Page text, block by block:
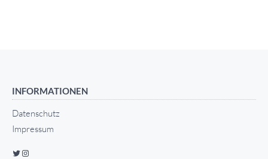
INFORMATIONEN
Datenschutz
Impressum